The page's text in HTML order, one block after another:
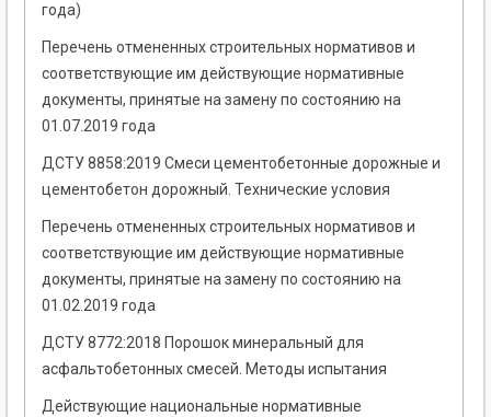
года)
Перечень отмененных строительных нормативов и
соответствующие им действующие нормативные
документы, принятые на замену по состоянию на
01.07.2019 года
ДСТУ 8858:2019 Смеси цементобетонные дорожные и
цементобетон дорожный. Технические условия
Перечень отмененных строительных нормативов и
соответствующие им действующие нормативные
документы, принятые на замену по состоянию на
01.02.2019 года
ДСТУ 8772:2018 Порошок минеральный для
асфальтобетонных смесей. Методы испытания
Действующие национальные нормативные